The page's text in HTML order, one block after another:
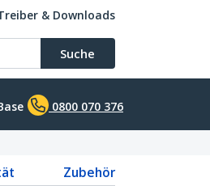
& Downloads
Suche
0800 070 376
Zubehör